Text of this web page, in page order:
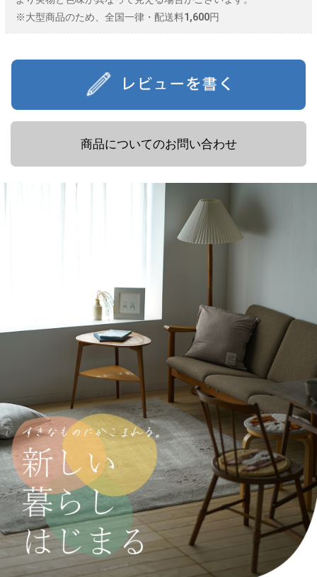
※大型商品のため、全国一律・配送料1,600円
商品についてのお問い合わせ